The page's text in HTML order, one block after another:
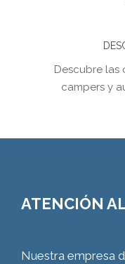
Descubre las
campers y
ATENCIÓN
Nuestra empresa